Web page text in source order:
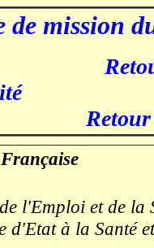
de mission
l'Emploi et de la
d'Etat à la Santé